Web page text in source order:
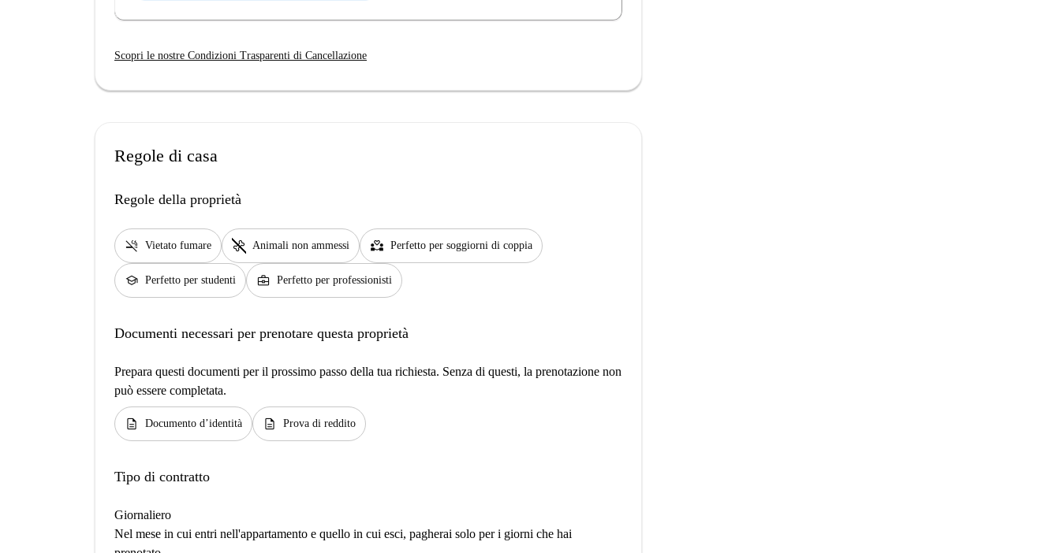
Scopri le nostre Condizioni Trasparenti di Cancellazione
Regole di casa
Regole della proprietà
smoke_free Vietato fumare pet_supplies Animali non ammessi partner_heart Perfetto per soggiorni di coppia
school Perfetto per studenti business_center Perfetto per professionisti
Documenti necessari per prenotare questa proprietà
Prepara questi documenti per il prossimo passo della tua richiesta. Senza di questi, la prenotazione non
può essere completata.
description Documento d’identità description Prova di reddito
Tipo di contratto
Giornaliero
Nel mese in cui entri nell'appartamento e quello in cui esci, pagherai solo per i giorni che hai